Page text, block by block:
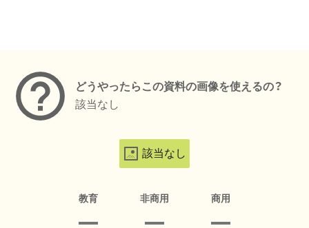
どうやったらこの資料の画像を使えるの？
該当なし
該当なし
教育 非商用 商用